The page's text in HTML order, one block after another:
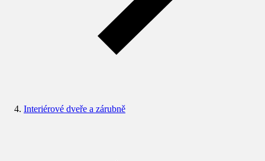
Interiérové dveře a zárubně